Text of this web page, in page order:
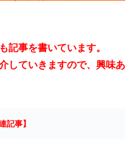
記事を書いています。
していきますので、興味あ
記事】